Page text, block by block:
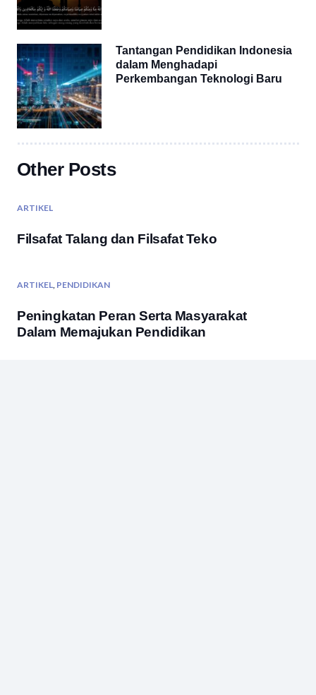
Tantangan Pendidikan Indonesia
dalam Menghadapi
Perkembangan Teknologi Baru
Other Posts
ARTIKEL
Filsafat Talang dan Filsafat Teko
ARTIKEL PENDIDIKAN
Peningkatan Peran Serta Masyarakat
Dalam Memajukan Pendidikan